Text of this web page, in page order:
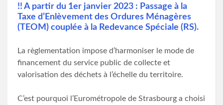
!! A partir du 1er janvier 2023 : Passage à la
Taxe d’Enlèvement des Ordures Ménagères
(TEOM) couplée à la Redevance Spéciale (RS).
La règlementation impose d’harmoniser le mode de
financement du service public de collecte et
valorisation des déchets à l’échelle du territoire.
C’est pourquoi l’Eurométropole de Strasbourg a choisi